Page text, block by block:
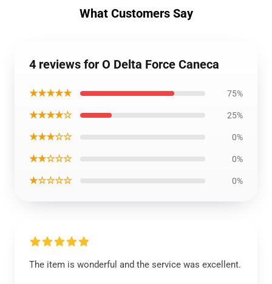
What Customers Say
4 reviews for O Delta Force Caneca
★★★★★ 75%
★★★★☆ 25%
★★★☆☆ 0%
★★☆☆☆ 0%
★☆☆☆☆ 0%
The item is wonderful and the service was excellent.